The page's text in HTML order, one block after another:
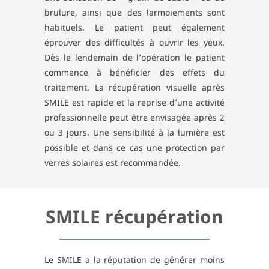
brulure, ainsi que des larmoiements sont
habituels. Le patient peut également
éprouver des difficultés à ouvrir les yeux.
Dès le lendemain de l’opération le patient
commence à bénéficier des effets du
traitement. La récupération visuelle après
SMILE est rapide et la reprise d’une activité
professionnelle peut être envisagée après 2
ou 3 jours. Une sensibilité à la lumière est
possible et dans ce cas une protection par
verres solaires est recommandée.
SMILE récupération
Le SMILE a la réputation de générer moins